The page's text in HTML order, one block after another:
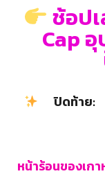
ช้อป
Cap
ปิดท้าย: แ
หน้าร้อนของเก